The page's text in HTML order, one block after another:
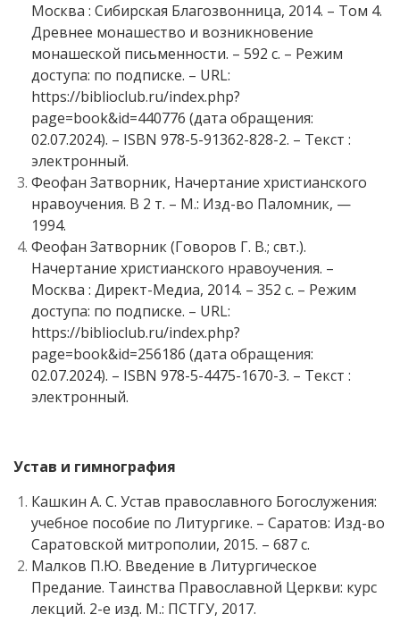
Москва : Сибирская Благозвонница, 2014. – Том 4.
Древнее монашество и возникновение
монашеской письменности. – 592 с. – Режим
доступа: по подписке. – URL:
https://biblioclub.ru/index.php?
page=book&id=440776 (дата обращения:
02.07.2024). – ISBN 978-5-91362-828-2. – Текст :
электронный.
Феофан Затворник, Начертание христианского
нравоучения. В 2 т. – М.: Изд-во Паломник, —
1994.
Феофан Затворник (Говоров Г. В.; свт.).
Начертание христианского нравоучения. –
Москва : Директ-Медиа, 2014. – 352 с. – Режим
доступа: по подписке. – URL:
https://biblioclub.ru/index.php?
page=book&id=256186 (дата обращения:
02.07.2024). – ISBN 978-5-4475-1670-3. – Текст :
электронный.
Устав и гимнография
Кашкин А. С. Устав православного Богослужения:
учебное пособие по Литургике. – Саратов: Изд-во
Саратовской митрополии, 2015. – 687 с.
Малков П.Ю. Введение в Литургическое
Предание. Таинства Православной Церкви: курс
лекций. 2-е изд. М.: ПСТГУ, 2017.